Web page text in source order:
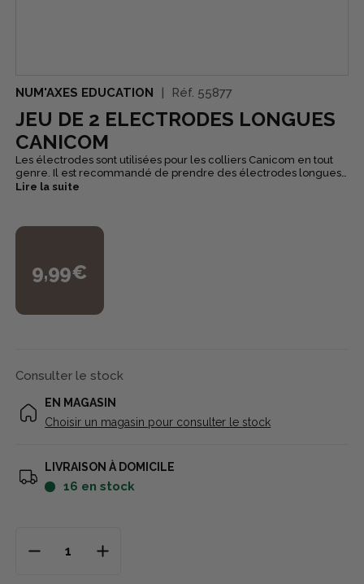
NUM'AXES EDUCATION Réf. 55877
JEU DE 2 ELECTRODES LONGUES
CANICOM
Les électrodes sont utilisées pour les colliers Canicom en tout
genre. Il est recommandé de prendre des électrodes longues
pour les cheins ayant le poil long.
Lire la suite
9,99€
Consulter le stock
EN MAGASIN
Choisir un magasin pour consulter le stock
LIVRAISON À DOMICILE
16 en stock